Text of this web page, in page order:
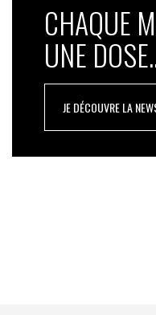
CHAQUE
UNE
JE DÉCOUVRE LA